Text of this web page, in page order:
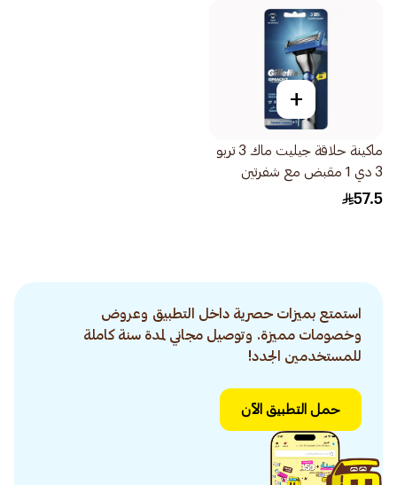
+
ماكينة حلاقة جيليت ماك 3 تربو
3 دي 1 مقبض مع شفرتين
2قطعة
57.5
استمتع بميزات حصرية داخل التطبيق وعروض
وخصومات مميزة. وتوصيل مجاني لمدة سنة كاملة
للمستخدمين الجدد!
حمل التطبيق الآن